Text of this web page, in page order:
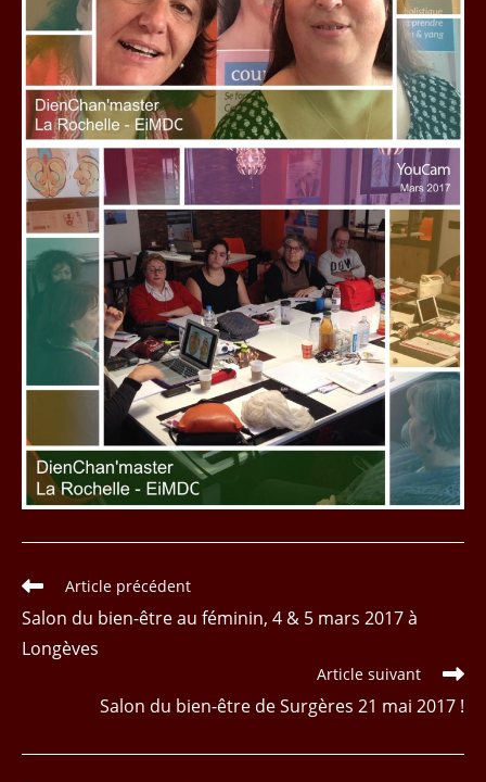
Read
articles
Article précédent
Salon du bien-être au féminin, 4 & 5 mars 2017 à
Longèves
Article suivant
Salon du bien-être de Surgères 21 mai 2017 !